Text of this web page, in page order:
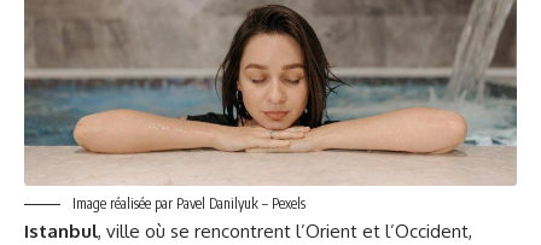
Image réalisée par Pavel Danilyuk – Pexels
Istanbul, ville où se rencontrent l’Orient et l’Occident,